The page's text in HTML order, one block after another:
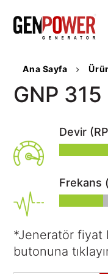
Kurumsal
Genpower
Hakkında
Sayılarla
Genpower
Kalite
Politikamız
Sosyal
Sorumluluk
Kariyer
Ürünler
Dizel
Jeneratörler
Portatif
Jeneratörler
Kaynak
Jeneratörleri
Su
Hibrit
Çözümler
Sistemler
Veri
Merkezi
Satış
Aktüel
SSS
Ana Sayfa
GNP
Devir
Frekans
*Jeneratör fiyat
butonuna